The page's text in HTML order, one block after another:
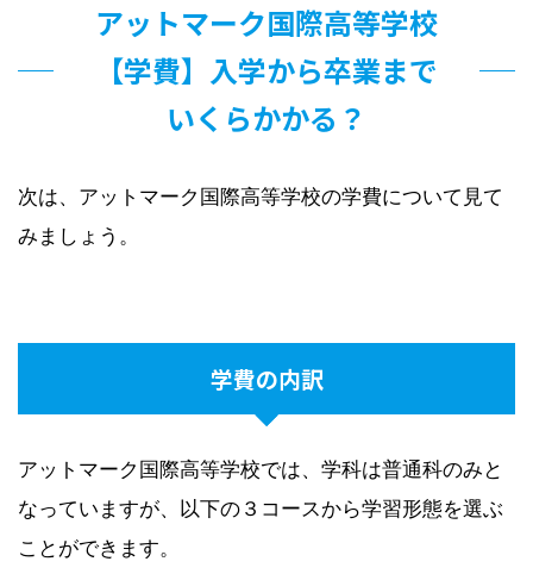
アットマーク国際高等学校
【学費】入学から卒業まで
いくらかかる？
次は、アットマーク国際高等学校の学費について見て
みましょう。
学費の内訳
アットマーク国際高等学校では、学科は普通科のみと
なっていますが、以下の３コースから学習形態を選ぶ
ことができます。